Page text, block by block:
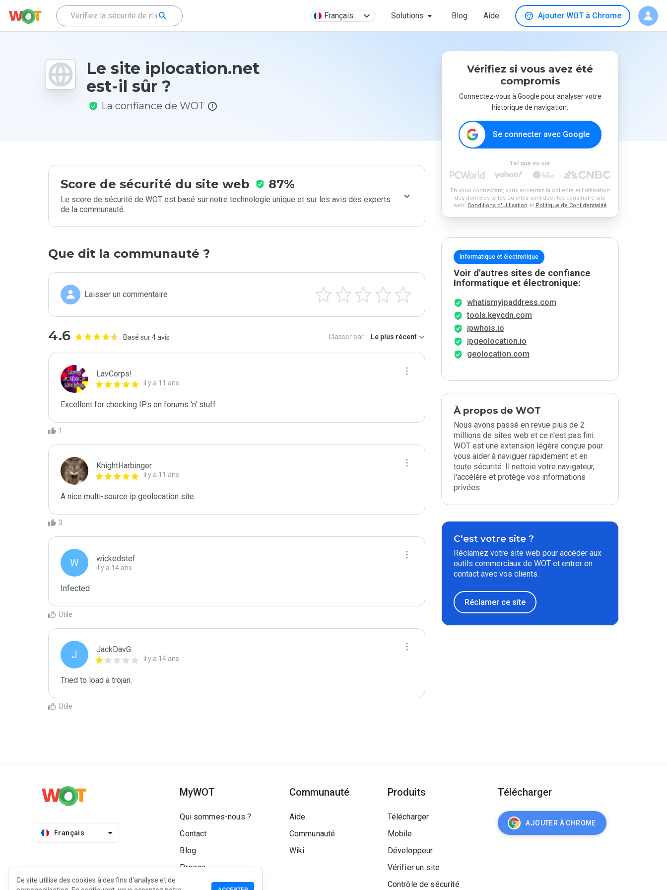
Français Solutions Blog Aide Ajouter WOT à Chrome
Le site iplocation.net
est-il sûr ?
La confiance de WOT
Score de sécurité du site web 87%
Le score de sécurité de WOT est basé sur notre technologie unique et sur les avis des experts
de la communauté.
Que dit la communauté ?
Laisser un commentaire
4.6 Basé sur 4 avis Classer par : Le plus récent
LavCorps!
il y a 11 ans
Excellent for checking IPs on forums 'n' stuff.
1
KnightHarbinger
il y a 11 ans
A nice multi-source ip geolocation site.
3
W wickedstef
il y a 14 ans
Infected
Utile
J JackDavG
il y a 14 ans
Tried to load a trojan.
Utile
Vérifiez si vous avez été
compromis
Connectez-vous à Google pour analyser votre
historique de navigation.
Se connecter avec Google
Tel que vu sur
En vous connectant, vous acceptez la collecte et l'utilisation
des données telles qu'elles sont décrites dans notre site
web. Conditions d'utilisation et Politique de Confidentialité
Informatique et électronique
Voir d'autres sites de confiance
Informatique et électronique:
whatismyipaddress.com
tools.keycdn.com
ipwhois.io
ipgeolocation.io
geolocation.com
À propos de WOT
Nous avons passé en revue plus de 2
millions de sites web et ce n'est pas fini.
WOT est une extension légère conçue pour
vous aider à naviguer rapidement et en
toute sécurité. Il nettoie votre navigateur,
l'accélère et protège vos informations
privées.
C'est votre site ?
Réclamez votre site web pour accéder aux
outils commerciaux de WOT et entrer en
contact avec vos clients.
Réclamer ce site
Français
MyWOT
Qui sommes-nous ?
Contact
Blog
Presse
Communauté
Aide
Communauté
Wiki
Produits
Télécharger
Mobile
Développeur
Vérifier un site
Contrôle de sécurité
Télécharger
AJOUTER À CHROME
Ce site utilise des cookies à des fins d'analyse et de